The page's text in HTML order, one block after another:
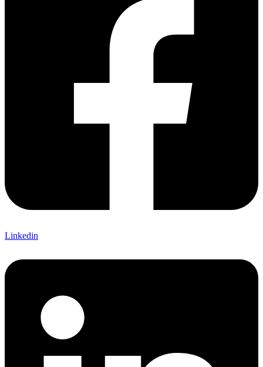
Linkedin